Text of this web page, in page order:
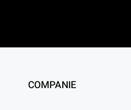
COMPANIE